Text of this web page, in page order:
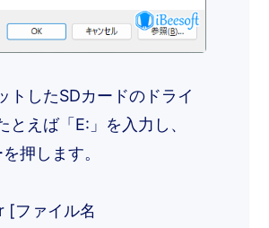
トしたSDカードのドライ
とえば「E:」を入力し、
押します。
[ファイル名